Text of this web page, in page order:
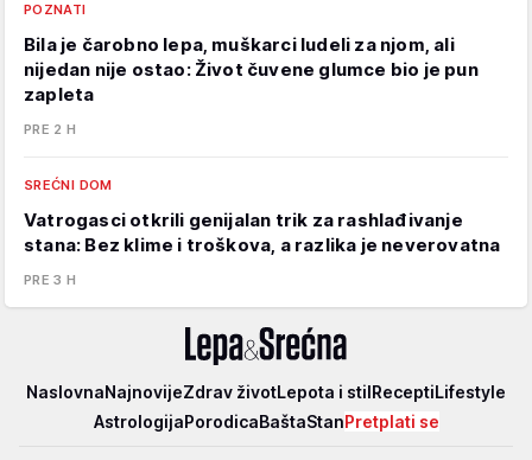
POZNATI
Bila je čarobno lepa, muškarci ludeli za njom, ali
nijedan nije ostao: Život čuvene glumce bio je pun
zapleta
PRE 2 H
SREĆNI DOM
Vatrogasci otkrili genijalan trik za rashlađivanje
stana: Bez klime i troškova, a razlika je neverovatna
PRE 3 H
Lepa
NaslovnaNajnovijeZdrav životLepota i stilReceptiLifestyle
AstrologijaPorodicaBaštaStanPretplati se